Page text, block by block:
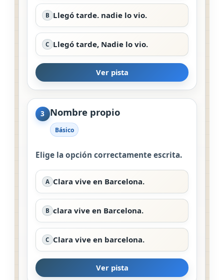
B Llegó tarde. nadie lo vio.
C Llegó tarde, Nadie lo vio.
Ver pista
3 Nombre propio
Básico
Elige la opción correctamente escrita.
A Clara vive en Barcelona.
B clara vive en Barcelona.
C Clara vive en barcelona.
Ver pista